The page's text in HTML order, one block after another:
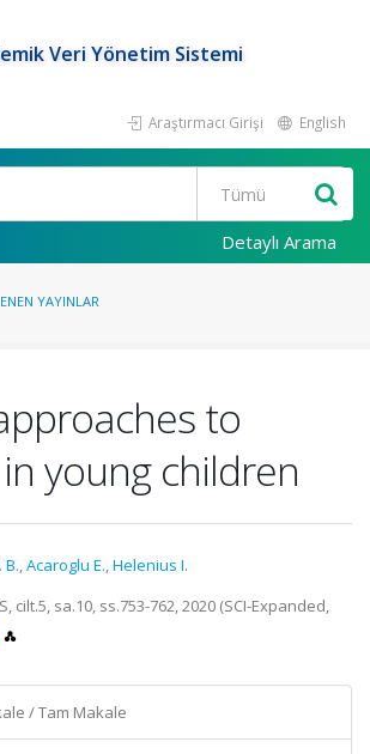
Veri Yönetim Sistemi
Araştırmacı Girişi English
Detaylı Arama
YAYINLAR
to
young children
B.,Acaroglu E.,Helenius I.
cilt.5, sa.10, ss.753-762, 2020 (SCI-Expanded,
/ Tam Makale